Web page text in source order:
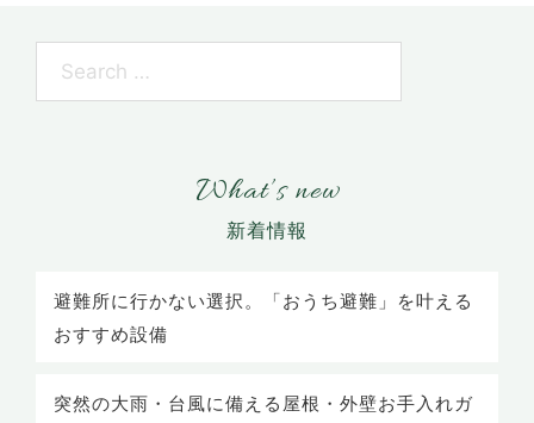
What’s new
避難所に行かない選択。「おうち避難」を叶える
おすすめ設備
突然の大雨・台風に備える屋根・外壁お手入れガ